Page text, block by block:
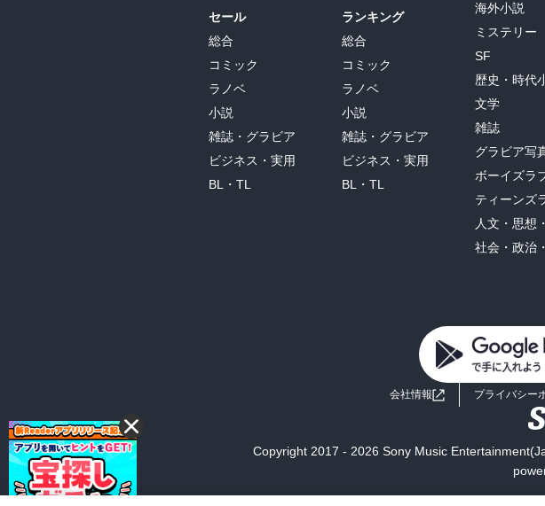
セール
総合
コミック
ラノベ
小説
雑誌・グラビア
ビジネス・実用
BL・TL
ランキング
総合
コミック
ラノベ
小説
雑誌・グラビア
ビジネス・実用
BL・TL
海外小説
ミステリー
SF
歴史・時代
文学
雑誌
グラビア写
ボーイズラ
ティーンズ
人文・思想
社会・政治
会社情報 プライバシー
Copyright 2017 - 2026 Sony Music